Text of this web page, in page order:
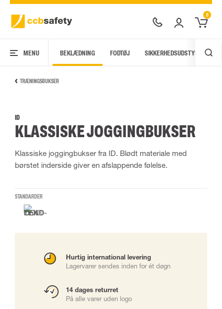
0
MENU BEKLÆDNING FODTØJ SIKKERHEDSUDSTYR
TRÆNINGSBUKSER
ID
KLASSISKE JOGGINGBUKSER
Klassiske joggingbukser fra ID. Blødt materiale med
børstet inderside giver en afslappende følelse.
STANDARDER
Hurtig international levering
Lagervarer sendes inden for ét døgn
14 dages returret
På alle varer uden logo